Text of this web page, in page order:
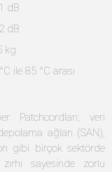
dB
dB
kg
ile 85 °C arası
Patchcordları; veri
ağları (SAN),
gibi birçok sektörde
sayesinde zorlu